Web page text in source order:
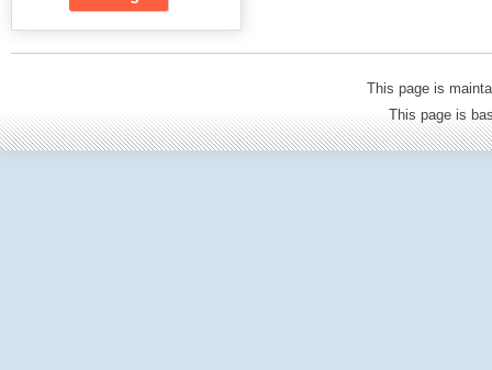
This page is
This page is